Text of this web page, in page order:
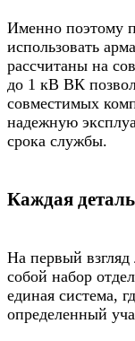
Именно поэтому
использовать
рассчитаны на
до 1 кВ ВК
совместимых
надежную
срока службы.
Каждая
На первый взгляд
собой набор
единая система,
определенный